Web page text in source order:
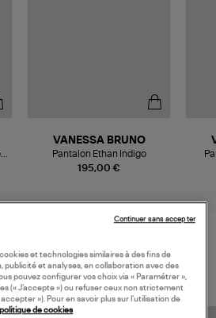
195,00 €
VANESSA BRUNO
Pantalon Ethan Indigo
VUS
et technologies similaires à des fins de
publicité et analyses, en collaboration avec des
pouvez configurer vos choix via « Paramétrer »,
(« J’accepte ») ou refuser ceux non strictement
»). Pour en savoir plus sur l’utilisation de
de cookies
Continuer sans accepter